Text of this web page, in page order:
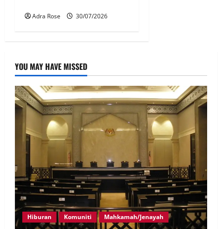
Adra Rose 30/07/2026
YOU MAY HAVE MISSED
Hiburan Komuniti Mahkamah/Jenayah